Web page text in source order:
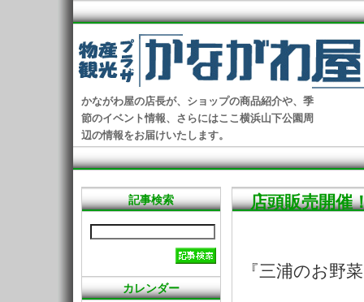
かながわ屋の店長が、ショップの商品紹介や、季
節のイベント情報、さらにはここ横浜山下公園周
辺の情報をお届けいたします。
記事検索
カレンダー
店頭販売開催
『三浦のお野